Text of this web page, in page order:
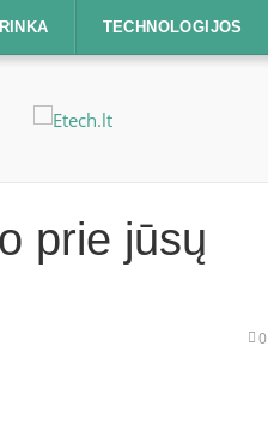
RINKA TECHNOLOGIJOS
prie jūsų
0